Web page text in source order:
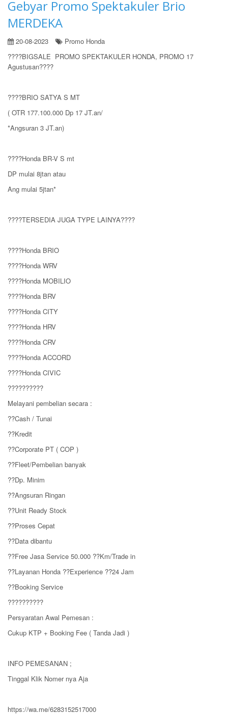
Gebyar Promo Spektakuler Brio
MERDEKA
20-08-2023
Promo Honda
????BIGSALE PROMO SPEKTAKULER HONDA, PROMO 17
Agustusan????
????BRIO SATYA S MT
( OTR 177.100.000 Dp 17 JT.an/
*Angsuran 3 JT.an)
????Honda BR-V S mt
DP mulai 8jtan atau
Ang mulai 5jtan*
????TERSEDIA JUGA TYPE LAINYA????
????Honda BRIO
????Honda WRV
????Honda MOBILIO
????Honda BRV
????Honda CITY
????Honda HRV
????Honda CRV
????Honda ACCORD
????Honda CIVIC
??????????
Melayani pembelian secara :
??Cash / Tunai
??Kredit
??Corporate PT ( COP )
??Fleet/Pembelian banyak
??Dp. Minim
??Angsuran Ringan
??Unit Ready Stock
??Proses Cepat
??Data dibantu
??Free Jasa Service 50.000 ??Km/Trade in
??Layanan Honda ??Experience ??24 Jam
??Booking Service
??????????
Persyaratan Awal Pemesan :
Cukup KTP + Booking Fee ( Tanda Jadi )
INFO PEMESANAN ;
Tinggal Klik Nomer nya Aja
https://wa.me/6283152517000